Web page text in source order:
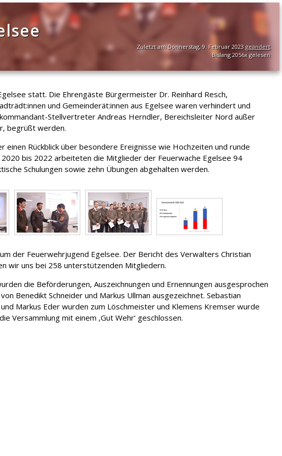
Zuletzt am Donnerstag, 9. Februar 2023 geändert.
Bislang 2056x gelesen.
statt. Die Ehrengäste Bürgermeister Dr. Reinhard Resch,
und Gemeinderät:innen aus Egelsee waren verhindert und
Stellvertreter Andreas Herndler, Bereichsleiter Nord außer
begrüßt werden.
Rückblick über besondere Ereignisse wie Hochzeiten und runde
bis 2022 arbeiteten die Mitglieder der Feuerwache Egelsee 94
Schulungen sowie zehn Übungen abgehalten werden.
der Feuerwehrjugend Egelsee. Der Bericht des Verwalters Christian
wir uns bei 258 unterstützenden Mitgliedern.
die Beförderungen, Auszeichnungen und Ernennungen ausgesprochen
Benedikt Schneider und Markus Ullman ausgezeichnet. Sebastian
Markus Eder wurden zum Löschmeister und Klemens Kremser wurde
mit einem ‚Gut Wehr‘ geschlossen.